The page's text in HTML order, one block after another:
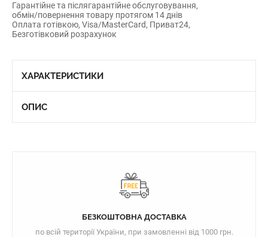
Гарантійне та післягарантійне обслуговування,
обмін/повернення товару протягом 14 днів
Оплата готівкою, Visa/MasterCard, Приват24,
Безготівковий розрахунок
ХАРАКТЕРИСТИКИ
ОПИС
БЕЗКОШТОВНА ДОСТАВКА
по всій території України, при замовленні від 1000 грн.